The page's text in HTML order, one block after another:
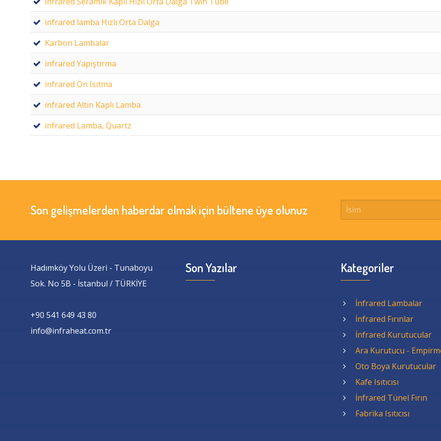
infrared lamba Hızlı Orta Dalga
Karbon Lambalar
infrared Yapıştırma
infrared Ön Isıtma
infrared Altın Kaplı Lamba
infrared Lamba, Quartz
Son gelişmelerden haberdar olmak için bültene üye olunuz
Hadımköy Yolu Üzeri - Tunaboyu
Sok. No 5B - İstanbul / TÜRKİYE
+90 541 649 43 80
info@infraheat.com.tr
Son Yazılar Kategoriler
İnfrared Lambalar
İnfrared Fırınlar
İnfrared Kurutucular
Ara Kurutucu -
Oto Boya Kurutucular
Kafe Isıtıcısı
İnfrared Tünel Fırın
Fabrika Isıtıcısı